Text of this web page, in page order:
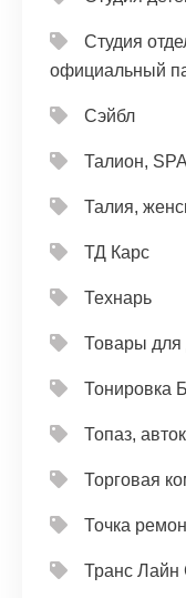
Студия
официальный
Сэйбл
Талион,
Талия,
ТД Карс
Технарь
Товары для
Тонировка
Топаз,
Торговая
Точка
Транс